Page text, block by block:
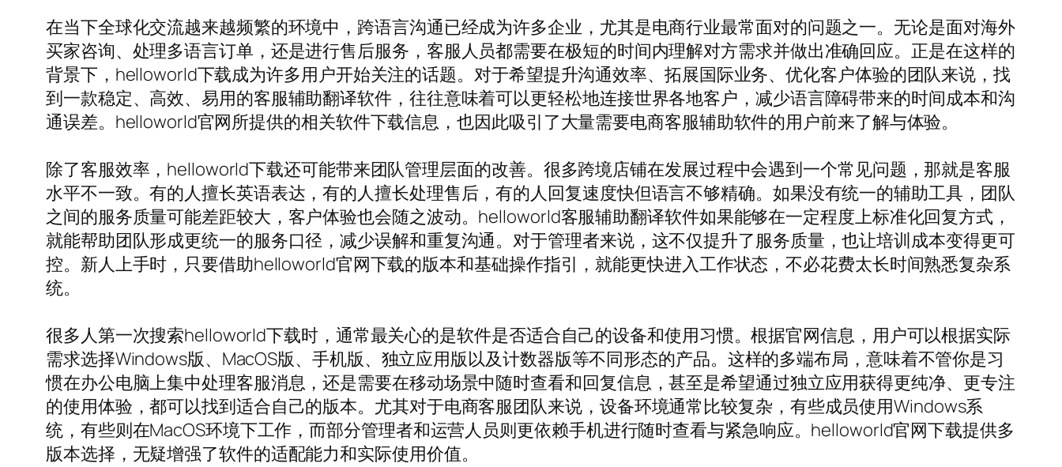
在当下全球化交流越来越频繁的环境中，跨语言沟通已经成为许多企业，尤其是电商行业最常面对的问题之一。无论是面对海外
买家咨询、处理多语言订单，还是进行售后服务，客服人员都需要在极短的时间内理解对方需求并做出准确回应。正是在这样的
背景下，helloworld下载成为许多用户开始关注的话题。对于希望提升沟通效率、拓展国际业务、优化客户体验的团队来说，找
到一款稳定、高效、易用的客服辅助翻译软件，往往意味着可以更轻松地连接世界各地客户，减少语言障碍带来的时间成本和沟
通误差。helloworld官网所提供的相关软件下载信息，也因此吸引了大量需要电商客服辅助软件的用户前来了解与体验。
除了客服效率，helloworld下载还可能带来团队管理层面的改善。很多跨境店铺在发展过程中会遇到一个常见问题，那就是客服
水平不一致。有的人擅长英语表达，有的人擅长处理售后，有的人回复速度快但语言不够精确。如果没有统一的辅助工具，团队
之间的服务质量可能差距较大，客户体验也会随之波动。helloworld客服辅助翻译软件如果能够在一定程度上标准化回复方式，
就能帮助团队形成更统一的服务口径，减少误解和重复沟通。对于管理者来说，这不仅提升了服务质量，也让培训成本变得更可
控。新人上手时，只要借助helloworld官网下载的版本和基础操作指引，就能更快进入工作状态，不必花费太长时间熟悉复杂系
统。
很多人第一次搜索helloworld下载时，通常最关心的是软件是否适合自己的设备和使用习惯。根据官网信息，用户可以根据实际
需求选择Windows版、MacOS版、手机版、独立应用版以及计数器版等不同形态的产品。这样的多端布局，意味着不管你是习
惯在办公电脑上集中处理客服消息，还是需要在移动场景中随时查看和回复信息，甚至是希望通过独立应用获得更纯净、更专注
的使用体验，都可以找到适合自己的版本。尤其对于电商客服团队来说，设备环境通常比较复杂，有些成员使用Windows系
统，有些则在MacOS环境下工作，而部分管理者和运营人员则更依赖手机进行随时查看与紧急响应。helloworld官网下载提供多
版本选择，无疑增强了软件的适配能力和实际使用价值。